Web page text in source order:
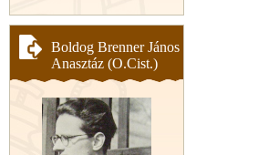
Boldog Brenner János
Anasztáz (O.Cist.)